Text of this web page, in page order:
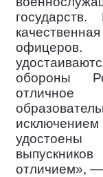
обороны
отличием», —